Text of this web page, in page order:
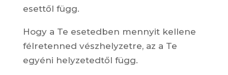
esettől függ.
Hogy a Te esetedben mennyit kellene
félretenned vészhelyzetre, az a Te
egyéni helyzetedtől függ.